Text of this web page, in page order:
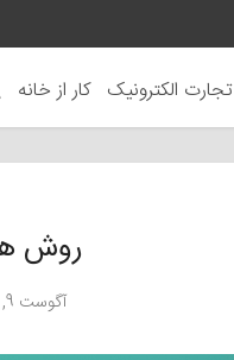
تجارت الکترونیک کار از خانه
روش
آگوست 9, 2017